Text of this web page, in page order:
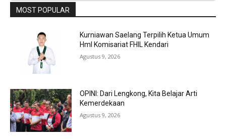
MOST POPULAR
Kurniawan Saelang Terpilih Ketua Umum
HmI Komisariat FHIL Kendari
Agustus 9, 2026
OPINI: Dari Lengkong, Kita Belajar Arti
Kemerdekaan
Agustus 9, 2026